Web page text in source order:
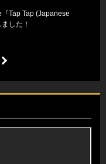
Tap Tap (Japanese
した！